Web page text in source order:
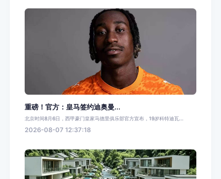
重磅！官方：皇马签约迪奥曼...
北京时间8月6日，西甲豪门皇家马德里俱乐部官方宣布，19岁科特迪瓦...
2026-08-07 12:37:18